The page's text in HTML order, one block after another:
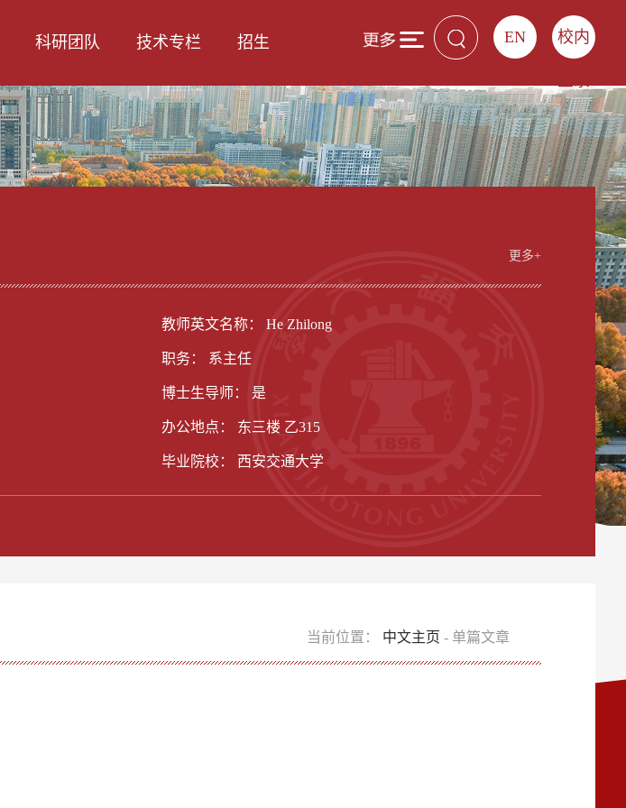
校内
EN
科研团队 技术专栏 招生
更多+
教师英文名称： He Zhilong
职务： 系主任
博士生导师： 是
办公地点： 东三楼 乙315
毕业院校： 西安交通大学
当前位置： 中文主页 - 单篇文章